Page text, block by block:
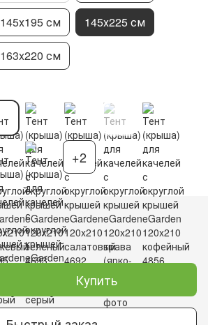
145х195 см 145х225 см
163x220 см
+2
Купить